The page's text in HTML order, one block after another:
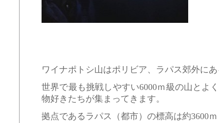
ワイナポトシ山はポリビア、ラパス郊外に
世界で最も挑戦しやすい6000ｍ級の山とよ
物好きたちが集まってきます。
拠点であるラパス（都市）の標高は約3600